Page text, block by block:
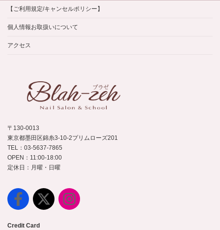
イ
ブ
【ご利用規定/キャンセルポリシー】
個人情報お取扱いについて
アクセス
〒130-0013
東京都墨田区錦糸3-10-2プリムローズ201
TEL：03-5637-7865
OPEN：11:00-18:00
定休日：月曜・日曜
Credit Card